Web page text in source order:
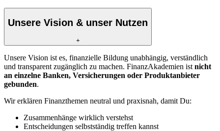
Unsere Vision & unser Nutzen
+
Unsere Vision ist es, finanzielle Bildung unabhängig, verständlich
und transparent zugänglich zu machen. FinanzAkademien ist nicht
an einzelne Banken, Versicherungen oder Produktanbieter
gebunden.
Wir erklären Finanzthemen neutral und praxisnah, damit Du:
Zusammenhänge wirklich verstehst
Entscheidungen selbstständig treffen kannst